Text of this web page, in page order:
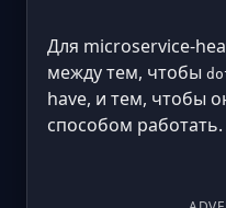
Для microservice-
между тем, чтобы
have, и тем, чтобы
способом работать.